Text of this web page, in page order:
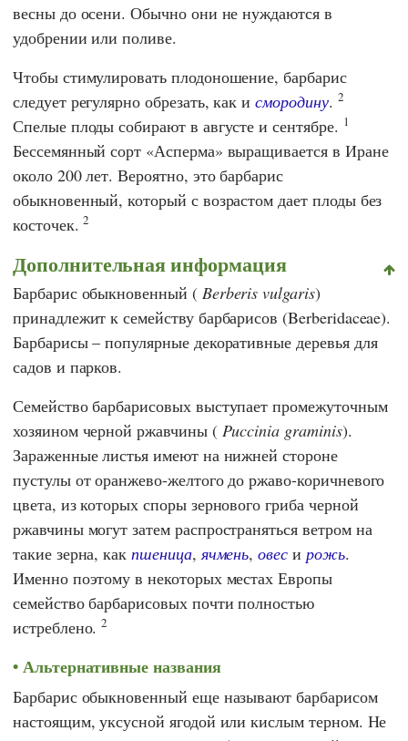
весны до осени. Обычно они не нуждаются в
удобрении или поливе.
Чтобы стимулировать плодоношение, барбарис
следует регулярно обрезать, как исмородину. 2
Спелые плоды собирают в августе и сентябре. 1
Бессемянный сорт «Асперма» выращивается в Иране
около 200 лет. Вероятно, это барбарис
обыкновенный, который с возрастом дает плоды без
косточек.2
Дополнительная информация
Барбарис обыкновенный ( Berberis vulgaris)
принадлежит к семейству барбарисов (Berberidaceae).
Барбарисы – популярные декоративные деревья для
садов и парков.
Семейство барбарисовых выступает промежуточным
хозяином черной ржавчины ( Puccinia graminis).
Зараженные листья имеют на нижней стороне
пустулы от оранжево-желтого до ржаво-коричневого
цвета, из которых споры зернового гриба черной
ржавчины могут затем распространяться ветром на
такие зерна, какпшеница,ячмень,овес и рожь.
Именно поэтому в некоторых местах Европы
семейство барбарисовых почти полностью
истреблено.2
Альтернативные названия
Барбарис обыкновенный еще называют барбарисом
настоящим, уксусной ягодой или кислым терном. Не